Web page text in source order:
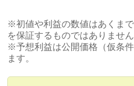
※初値や利益の数値はあくま
を保証するものではありません
※予想利益は公開価格（仮条
ます。